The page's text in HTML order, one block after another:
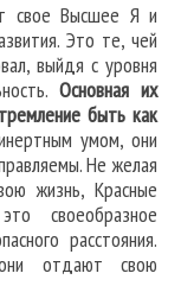
свое Высшее Я и
Это те, чей
выйдя с уровня
Основная их
быть как
умом, они
Не желая
жизнь, Красные
своеобразное
расстояния.
отдают свою